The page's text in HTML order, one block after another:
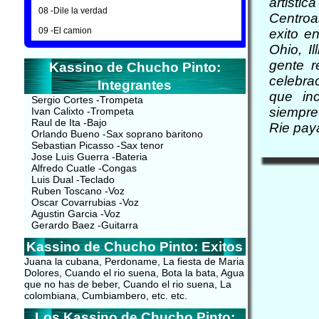
08 -Dile la verdad
09 -El camion
Kassino de Chucho Pinto:
Integrantes
Sergio Cortes -Trompeta
Ivan Calixto -Trompeta
Raul de Ita -Bajo
Orlando Bueno -Sax soprano baritono
Sebastian Picasso -Sax tenor
Jose Luis Guerra -Bateria
Alfredo Cuatle -Congas
Luis Dual -Teclado
Ruben Toscano -Voz
Oscar Covarrubias -Voz
Agustin Garcia -Voz
Gerardo Baez -Guitarra
Kassino de Chucho Pinto: Exitos
Juana la cubana, Perdoname, La fiesta de Maria
Dolores, Cuando el rio suena, Bota la bata, Agua
que no has de beber, Cuando el rio suena, La
colombiana, Cumbiambero, etc. etc.
exito
Ohio,
gente
que
Rie